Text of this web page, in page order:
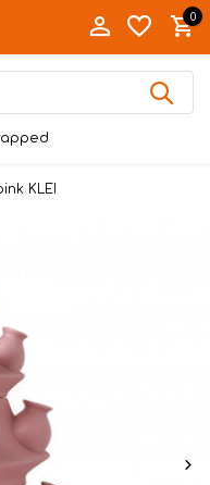
0
KLEI